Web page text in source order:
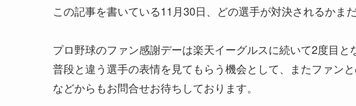
この記事を書いている11月30日、どの選手が対決されるかま
プロ野球のファン感謝デーは楽天イーグルスに続いて2度目と
普段と違う選手の表情を見てもらう機会として、またファン
などからもお問合せお待ちしております。